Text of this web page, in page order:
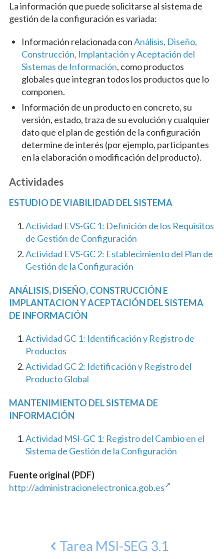
La información que puede solicitarse al sistema de
gestión de la configuración es variada:
Información relacionada conAnálisis, Diseño,
Construcción, Implantación y Aceptación del
Sistemas de Información, como productos
globales que integran todos los productos que lo
componen.
Información de un producto en concreto, su
versión, estado, traza de su evolución y cualquier
dato que el plan de gestión de la configuración
determine de interés (por ejemplo, participantes
en la elaboración o modificación del producto).
Actividades
ESTUDIO DE VIABILIDAD DEL SISTEMA
Actividad EVS-GC 1: Definición de los Requisitos
de Gestión de Configuración
Actividad EVS-GC 2: Establecimiento del Plan de
Gestión de la Configuración
ANÁLISIS, DISEÑO, CONSTRUCCIÓN E
IMPLANTACION Y ACEPTACIÓN DEL SISTEMA
DE INFORMACIÓN
Actividad GC 1: Identificación y Registro de
Productos
Actividad GC 2: Idetificación y Registro del
Producto Global
MANTENIMIENTO DEL SISTEMA DE
INFORMACIÓN
Actividad MSI-GC 1: Registro del Cambio en el
Sistema de Gestión de la Configuración
Fuente original (PDF)
http://administracionelectronica.gob.es
Tarea MSI-SEG 3.1